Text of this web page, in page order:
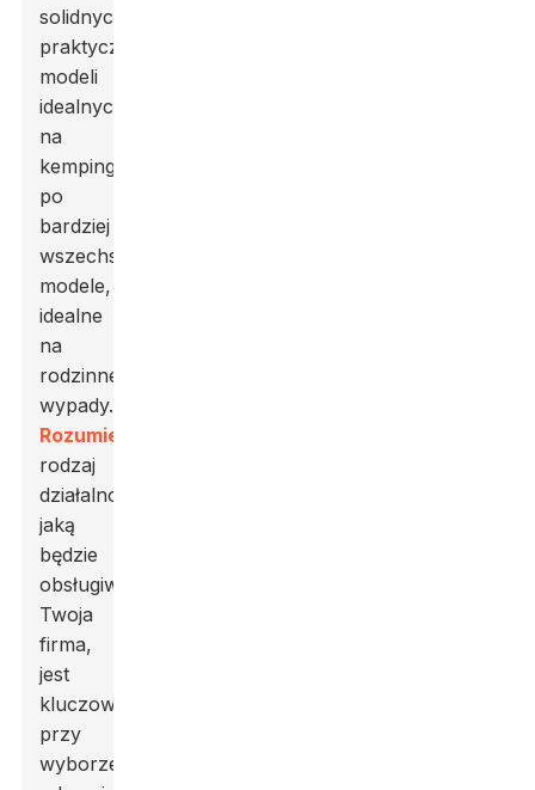
solidnych,
praktycznych
modeli
idealnych
na
kemping,
po
bardziej
wszechstronne
modele,
idealne
na
rodzinne
wypady.
Rozumieć
rodzaj
działalności,
jaką
będzie
obsługiwać
Twoja
firma,
jest
kluczowy
przy
wyborze